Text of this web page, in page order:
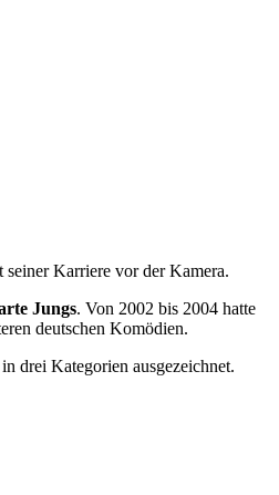
Karriere vor der Kamera.
Jungs. Von 2002 bis 2004 hatte
deutschen Komödien.
drei Kategorien ausgezeichnet.